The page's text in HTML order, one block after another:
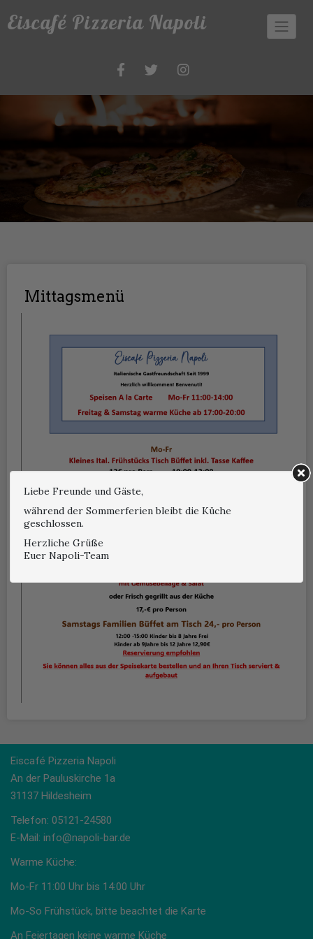
Liebe Freunde und Gäste,
während der Sommerferien bleibt die Küche
geschlossen.
Herzliche Grüße
Euer Napoli-Team
toEiscafé Pizzeria Napoli
Mittagsmenü
Eiscafé Pizzeria Napoli
An der Pauluskirche 1a
31137 Hildesheim
Telefon: 05121-24580
E-Mail: info@napoli-bar.de
Warme Küche:
Mo-Fr 11:00 Uhr bis 14:00 Uhr
Mo-So Frühstück, bitte beachtet die Karte
An Feiertagen keine warme Küche